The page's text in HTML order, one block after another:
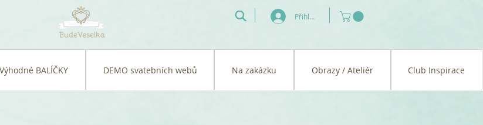
Přihlásit se
Výhodné BALÍČKY DEMO svatebních webů Na zakázku Obrazy / Ateliér Club Inspirace